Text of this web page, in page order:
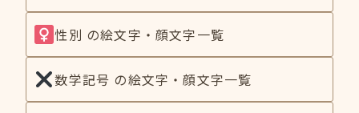
性別 の絵文字・顔文字一覧
数学記号 の絵文字・顔文字一覧